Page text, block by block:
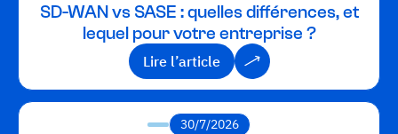
SD-WAN vs SASE : quelles différences, et
lequel pour votre entreprise ?
Lire l’article
Lire l’article
30/7/2026